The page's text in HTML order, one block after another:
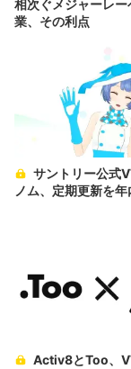
相次ぐメジャーレ
業、その利点
ノム、定期更新を年